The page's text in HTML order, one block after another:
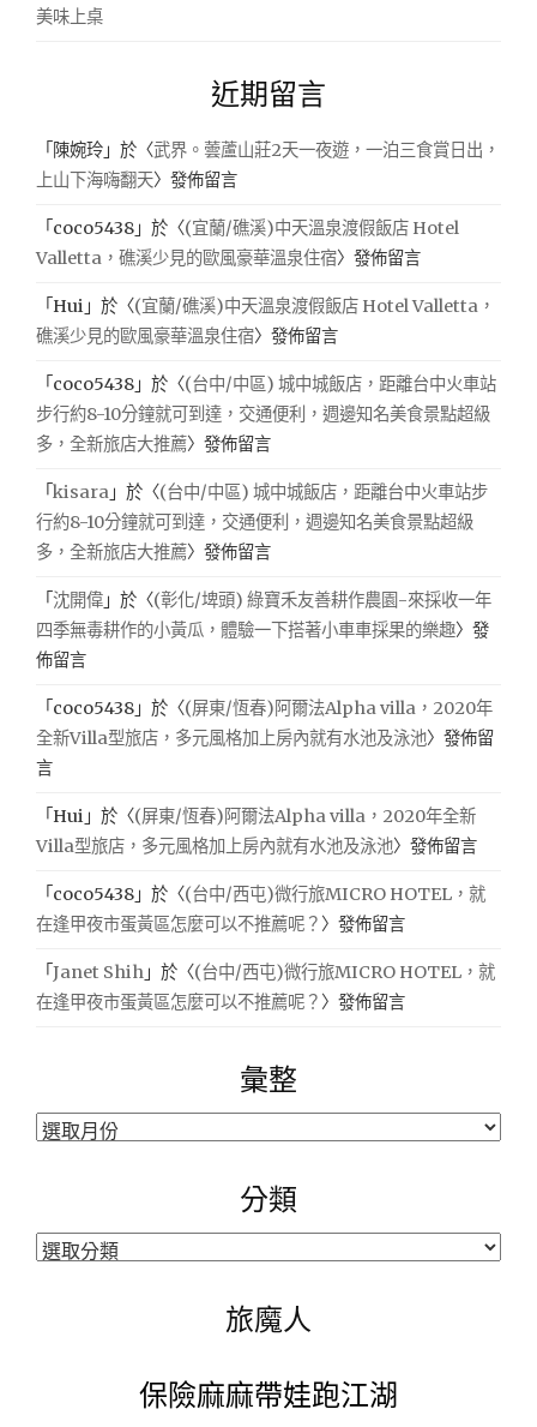
美味上桌
近期留言
「 陳婉玲 」於〈武界。蕓蘆山莊2天一夜遊，一泊三食賞日出，
上山下海嗨翻天〉發佈留言
「 coco5438 」於〈(宜蘭/礁溪)中天溫泉渡假飯店 Hotel
Valletta，礁溪少見的歐風豪華溫泉住宿〉發佈留言
「Hui 」於〈(宜蘭/礁溪)中天溫泉渡假飯店 Hotel Valletta，
礁溪少見的歐風豪華溫泉住宿〉發佈留言
「 coco5438 」於〈(台中/中區) 城中城飯店，距離台中火車站
步行約8-10分鐘就可到達，交通便利，週邊知名美食景點超級
多，全新旅店大推薦〉發佈留言
「kisara 」於〈(台中/中區) 城中城飯店，距離台中火車站步
行約8-10分鐘就可到達，交通便利，週邊知名美食景點超級
多，全新旅店大推薦〉發佈留言
「沈開偉 」於〈(彰化/埤頭) 綠寶禾友善耕作農園-來採收一年
四季無毒耕作的小黃瓜，體驗一下搭著小車車採果的樂趣〉發
佈留言
「 coco5438 」於〈(屏東/恆春)阿爾法Alpha villa，2020年
全新Villa型旅店，多元風格加上房內就有水池及泳池〉發佈留
言
「Hui 」於〈(屏東/恆春)阿爾法Alpha villa，2020年全新
Villa型旅店，多元風格加上房內就有水池及泳池〉發佈留言
「 coco5438 」於〈(台中/西屯)微行旅MICRO HOTEL，就
在逢甲夜市蛋黃區怎麼可以不推薦呢？ 〉發佈留言
「Janet Shih 」於〈(台中/西屯)微行旅MICRO HOTEL，就
在逢甲夜市蛋黃區怎麼可以不推薦呢？ 〉發佈留言
彙整
彙
分類
分
旅魔人
保險麻麻帶娃跑江湖